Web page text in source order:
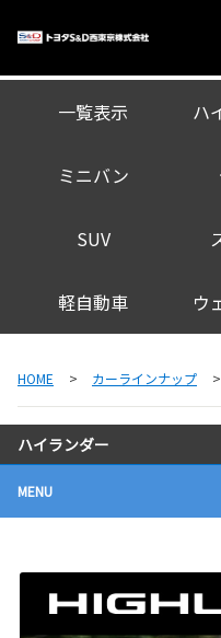
一覧表示 ハ
ミニバン
SUV
軽自動車 ウ
HOME カーラインナップ
ハイランダー
MENU